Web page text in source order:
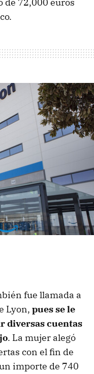
de 72,000 euros
fue llamada a
Lyon, pues se le
diversas cuentas
. La mujer alegó
con el fin de
importe de 740